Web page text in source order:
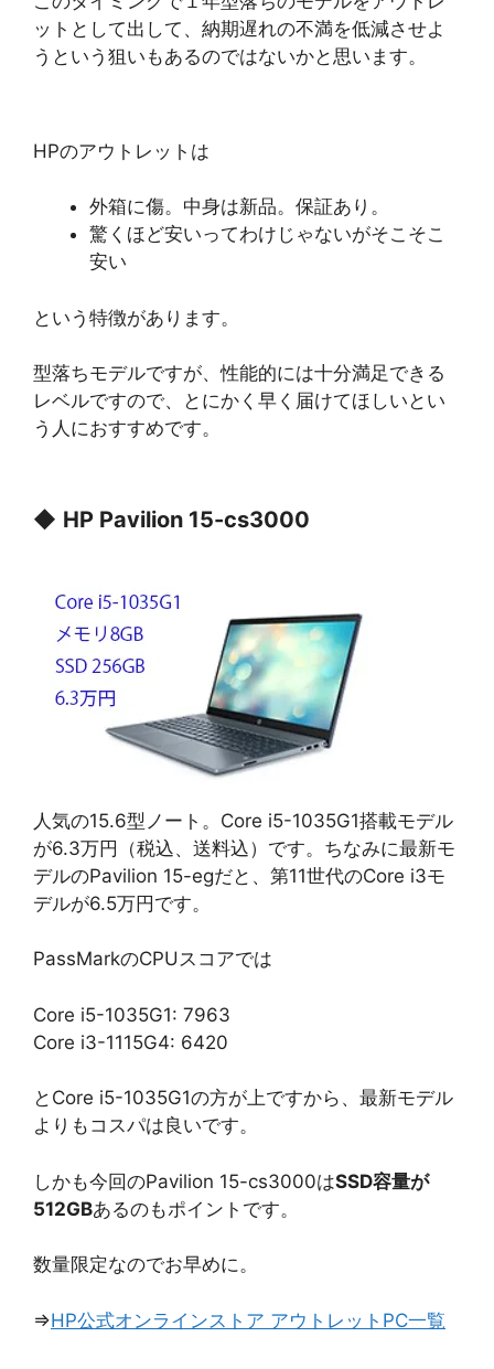
ットとして出して、納期遅れの不満を低減させよ
うという狙いもあるのではないかと思います。
HPのアウトレットは
外箱に傷。中身は新品。保証あり。
驚くほど安いってわけじゃないがそこそこ
安い
という特徴があります。
型落ちモデルですが、性能的には十分満足できる
レベルですので、とにかく早く届けてほしいとい
う人におすすめです。
◆ HP Pavilion 15-cs3000
人気の15.6型ノート。Core i5-1035G1搭載モデル
が6.3万円（税込、送料込）です。ちなみに最新モ
デルのPavilion 15-egだと、第11世代のCore i3モ
デルが6.5万円です。
PassMarkのCPUスコアでは
Core i5-1035G1: 7963
Core i3-1115G4: 6420
とCore i5-1035G1の方が上ですから、最新モデル
よりもコスパは良いです。
しかも今回のPavilion 15-cs3000はSSD容量が
512GBあるのもポイントです。
数量限定なのでお早めに。
⇒HP公式オンラインストア アウトレットPC一覧